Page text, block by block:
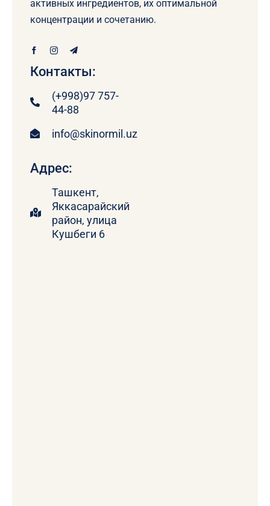
активных ингредиентов, их оптимальной
концентрации и сочетанию.
Контакты:
(+998)97 757-
44-88
info@skinormil.uz
Адрес:
Ташкент,
Яккасарайский
район, улица
Кушбеги 6